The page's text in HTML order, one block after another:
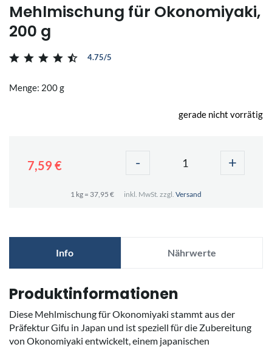
Mehlmischung für Okonomiyaki,
200 g
4.75/5
Menge: 200 g
gerade nicht vorrätig
7,59 € - +
1 kg = 37,95 € inkl. MwSt. zzgl. Versand
Info Nährwerte
Produktinformationen
Diese Mehlmischung für Okonomiyaki stammt aus der
Präfektur Gifu in Japan und ist speziell für die Zubereitung
von Okonomiyaki entwickelt, einem japanischen